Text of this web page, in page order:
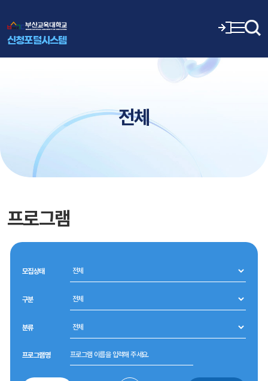
신청포털시스템
전체
프로그램
모집상태
구분
분류
프로그램명